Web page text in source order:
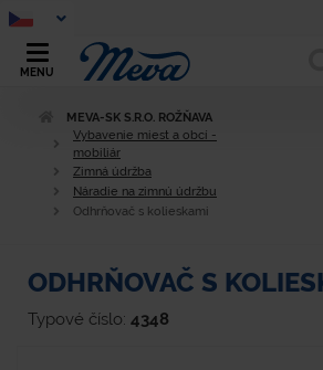
MENU
MEVA-SK S.R.O. ROŽŇAVA
Vybavenie miest a obcí -
mobiliár
Zimná údržba
Náradie na zimnú údržbu
Odhrňovač s kolieskami
ODHRŇOVAČ S
Typové číslo: 4348